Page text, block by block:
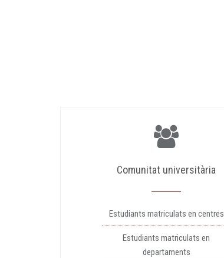
Comunitat universitària
Estudiants matriculats en centres
Estudiants matriculats en
departaments